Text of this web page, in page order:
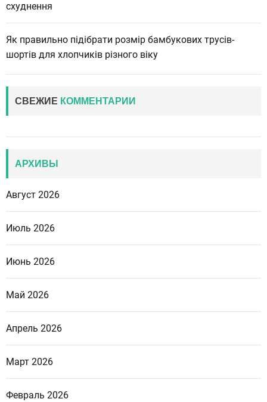
схуднення
Як правильно підібрати розмір бамбукових трусів-
шортів для хлопчиків різного віку
СВЕЖИЕ КОММЕНТАРИИ
АРХИВЫ
Август 2026
Июль 2026
Июнь 2026
Май 2026
Апрель 2026
Март 2026
Февраль 2026